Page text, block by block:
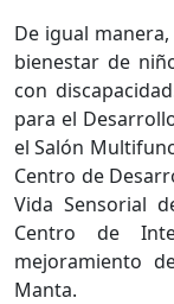
De igual
bienestar de
con
para el
el Salón
Centro de
Vida Sensorial
Centro de
mejoramiento
Manta.